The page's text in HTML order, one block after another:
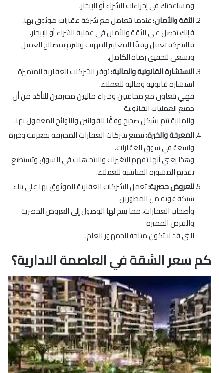
ومساعدتك في إجراءات الشراء أو الإيجار.
الثقة والأمان:عندما تتعامل مع شركة عقارات موثوق بها،
فإنك تحصل على الثقة والأمان في عملية الشراء أو الإيجار.
فالشركة تعمل وفقًا للمعايير المهنية وتلتزم بمصالح العميل
وتسعى لتحقيق رضاه الكامل.
الاستشارة القانونية والمالية:توفر الشركات العقارية المتميزة
استشارة قانونية ومالية للعملاء.
فهي تتعاون مع محاميين وخبراء ماليين محترفين للتأكد من أن
جميع العمليات القانونية
والمالية تتم بشكل صحيح وفقًا للقوانين واللوائح المعمول بها.
المعرفة والخبرة:تتمتع شركات العقارات المحترفة بمعرفة وخبرة
واسعة في سوق العقارات،
وهذا يعني أنها تفهم التغيرات والاتجاهات في السوق وتستطيع
تقديم المشورة المناسبة للعملاء.
للعروض حصرية:تعمل الشركات العقارية الموثوق بها على بناء
شبكة قوية من المطورين
وأصحاب العقارات، مما يتيح لها الوصول إلى العروض الحصرية
والفرص المميزة
التي قد لا تكون متاحة للجمهور العام.
كم سعر الشقة في العاصمة الادارية؟